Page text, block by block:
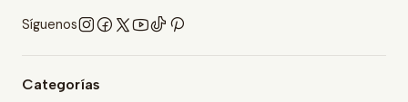
Síguenos
Categorías